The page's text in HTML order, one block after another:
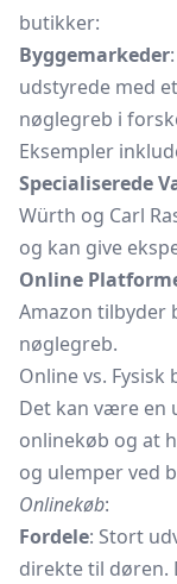
butikker:
Byggemarkeder
udstyrede med
nøglegreb i
Eksempler
Specialiserede
Würth og Carl
og kan give
Online
Amazon tilbyder
nøglegreb.
Online vs. Fysisk
Det kan være en
onlinekøb og at
og ulemper ved
Onlinekøb:
Fordele: Stort
direkte til døren.